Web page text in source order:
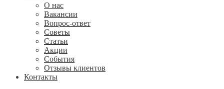
О нас
Вакансии
Вопрос-ответ
Советы
Статьи
Акции
События
Отзывы клиентов
Контакты